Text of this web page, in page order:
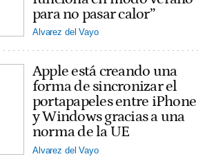
para no pasar calor”
Alvarez del Vayo
Apple está creando una
forma de sincronizar el
portapapeles entre iPhone
y Windows gracias a una
norma de la UE
Alvarez del Vayo